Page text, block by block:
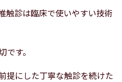
触診は臨床で使いやすい技術
です。
提にした丁寧な触診を続けた